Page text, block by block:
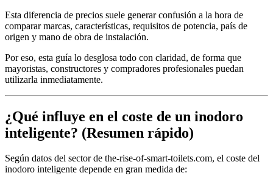
Esta diferencia de precios suele generar confusión a la hora de
comparar marcas, características, requisitos de potencia, país de
origen y mano de obra de instalación.
Por eso, esta guía lo desglosa todo con claridad, de forma que
mayoristas, constructores y compradores profesionales puedan
utilizarla inmediatamente.
¿Qué influye en el coste de un inodoro
inteligente? (Resumen rápido)
Según datos del sector de the-rise-of-smart-toilets.com, el coste del
inodoro inteligente depende en gran medida de: